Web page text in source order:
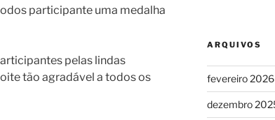
participante uma medalha
pelas lindas
tão agradável a todos os
ARQUIVOS
fevereiro 2026
dezembro